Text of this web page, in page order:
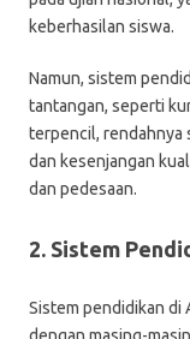
keberhasilan siswa.
Namun, sistem
tantangan, seperti
terpencil, rendahnya
dan kesenjangan
dan pedesaan.
2. Sistem
Sistem pendidikan di